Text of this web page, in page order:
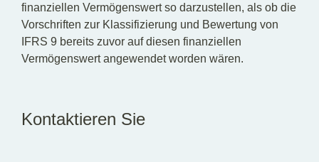
finanziellen Vermögenswert so darzustellen, als ob die
Vorschriften zur Klassifizierung und Bewertung von
IFRS 9 bereits zuvor auf diesen finanziellen
Vermögenswert angewendet worden wären.
Kontaktieren Sie